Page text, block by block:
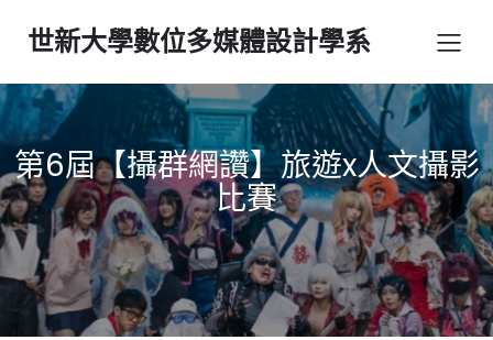
世新大學數位多媒體設計學系
第6屆【攝群網讚】旅遊x人文攝影
比賽